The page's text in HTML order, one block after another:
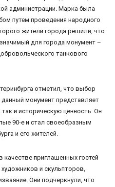
администрации. Марка была
путем проведения народного
жители города решили, что
для города монумент –
танкового
отметил, что выбор
монумент представляет
и историческую ценность. Он
90-е и стал своеобразным
и его жителей.
приглашенных гостей
и скульпторов,
Они подчеркнули, что